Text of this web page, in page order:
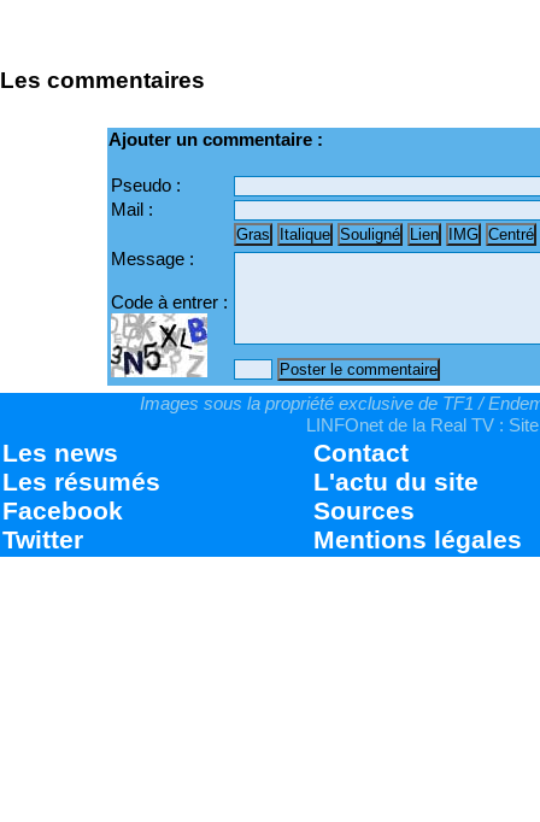
Les commentaires
Ajouter un commentaire :
Pseudo :
Mail :
Message :
Code à entrer :
Images sous la propriété exclusive de TF1 /
LINFOnet de la Real TV :
Les news
Les résumés
Facebook
Twitter
Contact
L'actu du site
Sources
Mentions légales